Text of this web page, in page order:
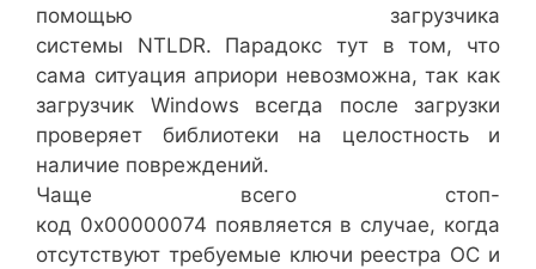
помощью загрузчика
системы NTLDR. Парадокс тут в том, что
сама ситуация априори невозможна, так как
загрузчик Windows всегда после загрузки
проверяет библиотеки на целостность и
наличие повреждений.
Чаще всего стоп-
код 0x00000074 появляется в случае, когда
отсутствуют требуемые ключи реестра ОС и